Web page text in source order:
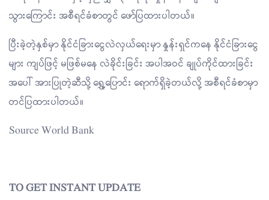
သွားကြောင်း အစီရင်ခံစာတွင် ဖော်ပြထားပါတယ်။
ပြီးခဲ့တဲ့နှစ်မှာ နိုင်ငံခြားငွေလဲလှယ်ရေးမှာ နှုန်းရှင်ကနေ နိုင်ငံခြားငွေ
များ ကျပ်ဖြင့် မဖြစ်မနေ လဲခိုင်းခြင်း အပါအဝင် ချုပ်ကိုင်ထားခြင်း
အပေါ် အားပြုတဲ့ဆီသို့ ရွှေ့ပြောင်း ရောက်ရှိခဲ့တယ်လို့ အစီရင်ခံစာမှာ
တင်ပြထားပါတယ်။
Source World Bank
TO GET INSTANT UPDATE